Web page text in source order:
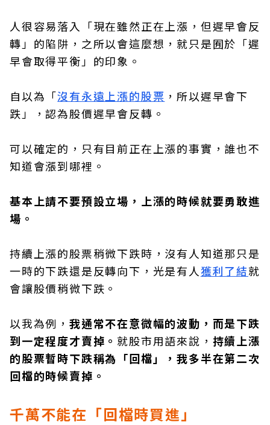
人很容易落入「現在雖然正在上漲，但遲早會反
轉」的陷阱，之所以會這麼想，就只是囿於「遲
早會取得平衡」的印象。
自以為「沒有永遠上漲的股票 ，所以遲早會下
跌」，認為股價遲早會反轉。
可以確定的，只有目前正在上漲的事實，誰也不
知道會漲到哪裡。
基本上請不要預設立場，上漲的時候就要勇敢進
場。
持續上漲的股票稍微下跌時，沒有人知道那只是
一時的下跌還是反轉向下，光是有人 獲利了結就
會讓股價稍微下跌。
以我為例， 我通常不在意微幅的波動，而是下跌
到一定程度才賣掉。 就股市用語來說， 持續上漲
的股票暫時下跌稱為「回檔」，我多半在第二次
回檔的時候賣掉。
千萬不能在「回檔時買進」